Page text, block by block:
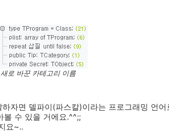
새로 바꾼 카테고리 이름
자면 델파이(파스칼)이라는 프로그래밍 언어
볼 수 있을 거에요.^^;;
요~..